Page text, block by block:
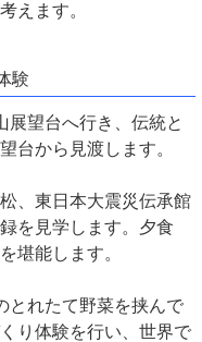
えます。
験
展望台へ行き、伝統と
台から見渡します。
、東日本大震災伝承館
を見学します。夕食
堪能します。
とれたて野菜を挟んで
り体験を行い、世界で